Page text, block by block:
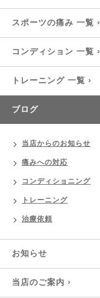
スポーツの痛み 一覧 ›
コンディション 一覧 ›
トレーニング 一覧 ›
ブログ
当店からのお知らせ
痛みへの対応
コンディショニング
トレーニング
治療依頼
お知らせ
当店のご案内 ›